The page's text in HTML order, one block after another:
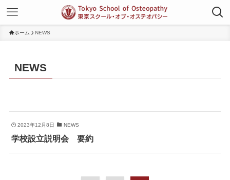
ホーム NEWS
NEWS
2023年12月8日 NEWS
学校設立説明会 要約